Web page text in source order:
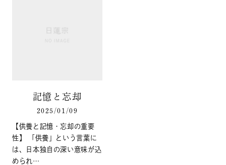
記憶と忘却
2025/01/09
【供養と記憶・忘却の重要
性】 「供養」という言葉に
は、日本独自の深い意味が込
められ…